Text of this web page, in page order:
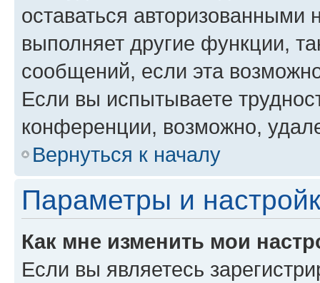
оставаться авторизованными
выполняет другие функции,
сообщений, если эта
Если вы испытываете
конференции, возможно,
Вернуться к началу
Параметры и
Как мне изменить мои
Если вы являетесь